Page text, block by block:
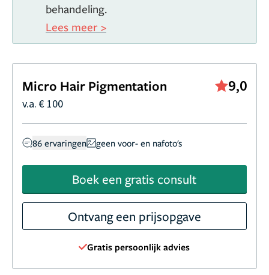
behandeling.
Lees meer >
Micro Hair Pigmentation 9,0
v.a. € 100
86 ervaringen geen voor- en nafoto's
Boek een gratis consult
Ontvang een prijsopgave
Gratis persoonlijk advies